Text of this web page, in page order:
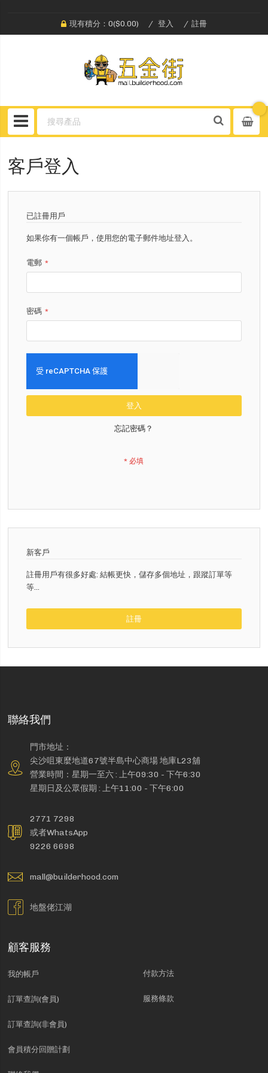
現有積分：0($0.00) 登入 註冊
客戶登入
已註冊用戶
如果你有一個帳戶，使用您的電子郵件地址登入。
電郵
密碼
登入
忘記密碼？
新客戶
註冊用戶有很多好處: 結帳更快，儲存多個地址，跟蹤訂單等
等...
註冊
聯絡我們
門市地址：
尖沙咀東麼地道67號半島中心商場 地庫L23舖
營業時間：星期一至六 : 上午09:30 - 下午6:30
星期日及公眾假期 : 上午11:00 - 下午6:00
2771 7298
或者WhatsApp
9226 6698
mall@builderhood.com
地盤佬江湖
顧客服務
我的帳戶
訂單查詢(會員)
訂單查詢(非會員)
會員積分回贈計劃
付款方法
服務條款